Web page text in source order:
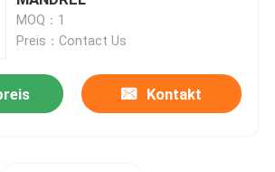
MOQ：1
Preis：Contact Us
Kontakt